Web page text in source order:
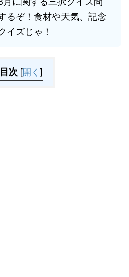
るぞ！食材や天気、記念
イズじゃ！
目次 [開く ]